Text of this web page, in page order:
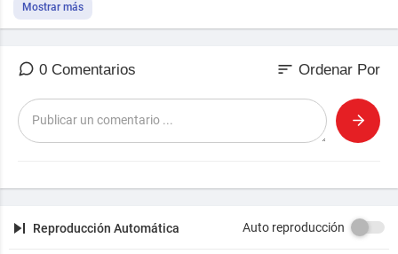
Mostrar más
0 Comentarios sort Ordenar Por
Reproducción Automática Auto reproducción